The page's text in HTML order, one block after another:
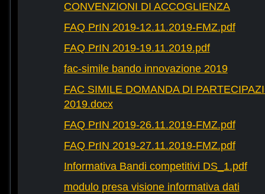
CONVENZIONI DI ACCOGLIENZA
FAQ PrIN 2019-12.11.2019-FMZ.pdf
FAQ PrIN 2019-19.11.2019.pdf
fac-simile bando innovazione 2019
FAC SIMILE DOMANDA DI
2019.docx
FAQ PrIN 2019-26.11.2019-FMZ.pdf
FAQ PrIN 2019-27.11.2019-FMZ.pdf
Informativa Bandi competitivi DS_1.pdf
modulo presa visione informativa dati